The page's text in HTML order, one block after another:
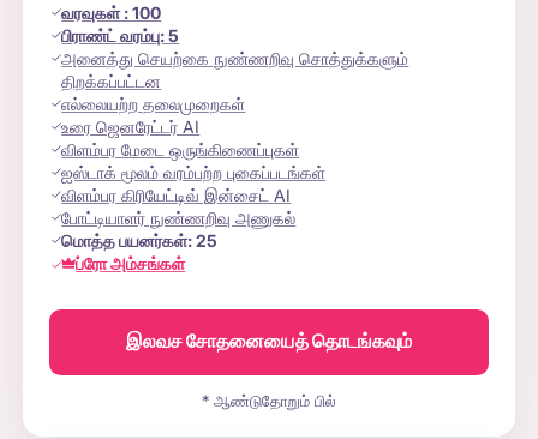
வரவுகள்:100
பிராண்ட் வரம்பு:5
அனைத்து செயற்கை நுண்ணறிவு சொத்துக்களும்
திறக்கப்பட்டன
எல்லையற்ற தலைமுறைகள்
உரை ஜெனரேட்டர் AI
விளம்பர மேடை ஒருங்கிணைப்புகள்
ஐஸ்டாக் மூலம் வரம்பற்ற புகைப்படங்கள்
விளம்பர கிரியேட்டிவ் இன்சைட் AI
போட்டியாளர் நுண்ணறிவு அணுகல்
மொத்த பயனர்கள்:25
ப்ரோ அம்சங்கள்
இலவச சோதனையைத் தொடங்கவும்
* ஆண்டுதோறும் பில்